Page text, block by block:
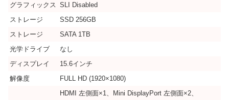
グラフィックス SLI Disabled
ストレージ
SSD 256GB
ストレージ
SATA 1TB
光学ドライブ
なし
ディスプレイ
15.6インチ
解像度
FULL HD (1920×1080)
HDMI 左側面×1、Mini DisplayPort 左側面×2、